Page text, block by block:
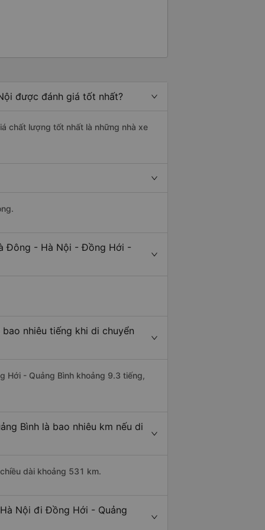
được đánh giá tốt nhất?
chất lượng tốt nhất là những nhà xe
Đông - Hà Nội - Đồng Hới -
nhiêu tiếng khi di chuyển
Hới - Quảng Bình khoảng 9.3 tiếng,
Bình là bao nhiêu km nếu di
dài khoảng 531 km.
Nội đi Đồng Hới - Quảng